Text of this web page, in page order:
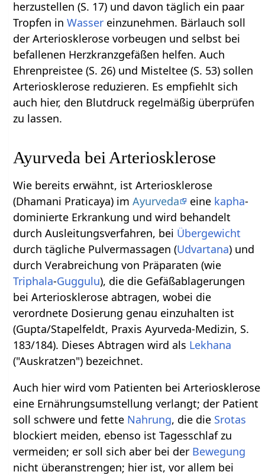
herzustellen (S. 17) und davon täglich ein paar
Tropfen inWasser einzunehmen. Bärlauch soll
der Arteriosklerose vorbeugen und selbst bei
befallenen Herzkranzgefäßen helfen. Auch
Ehrenpreistee (S. 26) und Misteltee (S. 53) sollen
Arteriosklerose reduzieren. Es empfiehlt sich
auch hier, den Blutdruck regelmäßig überprüfen
zu lassen.
Ayurveda bei Arteriosklerose
Wie bereits erwähnt, ist Arteriosklerose
(Dhamani Praticaya) imAyurveda eine kapha-
dominierte Erkrankung und wird behandelt
durch Ausleitungsverfahren, bei Übergewicht
durch tägliche Pulvermassagen (Udvartana) und
durch Verabreichung von Präparaten (wie
Triphala-Guggulu), die die Gefäßablagerungen
bei Arteriosklerose abtragen, wobei die
verordnete Dosierung genau einzuhalten ist
(Gupta/Stapelfeldt, Praxis Ayurveda-Medizin, S.
183/184). Dieses Abtragen wird als Lekhana
("Auskratzen") bezeichnet.
Auch hier wird vom Patienten bei Arteriosklerose
eine Ernährungsumstellung verlangt; der Patient
soll schwere und fette Nahrung, die die Srotas
blockiert meiden, ebenso ist Tagesschlaf zu
vermeiden; er soll sich aber bei der Bewegung
nicht überanstrengen; hier ist, vor allem bei